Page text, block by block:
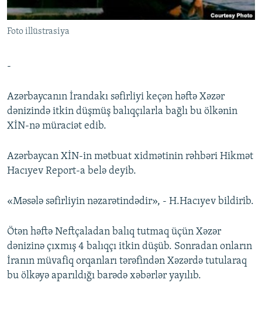
İNFOQRAFIKA
KARIKATURA
AZƏRBAYCAN ƏDƏBIYYATI KITABXANASI
İSLAM VƏ DEMOKRATIYA
MISSIYAMIZ
PEŞƏ ETIKASI VƏ JURNALISTIKA STANDARTLARIMIZ
BIZIMLƏ ƏLAQƏ
XƏBƏR BÜLLETENLƏRIMIZ
BIZI IZLƏ
Foto illüstrasiya
-
Azərbaycanın İrandakı səfirliyi keçən həftə Xəzər
dənizində itkin düşmüş balıqçılarla bağlı bu ölkənin
XİN-nə müraciət edib.
Azərbaycan XİN-in mətbuat xidmətinin rəhbəri Hikmət
Hacıyev Report-a belə deyib.
«Məsələ səfirliyin nəzarətindədir», - H.Hacıyev bildirib.
Ötən həftə Neftçaladan balıq tutmaq üçün Xəzər
dənizinə çıxmış 4 balıqçı itkin düşüb. Sonradan onların
İranın müvafiq orqanları tərəfindən Xəzərdə tutularaq
bu ölkəyə aparıldığı barədə xəbərlər yayılıb.